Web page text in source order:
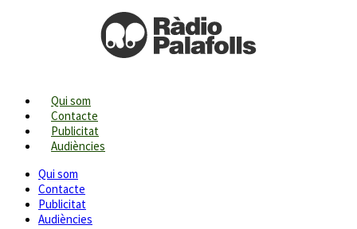
Qui som
Contacte
Publicitat
Audiències
Qui som
Contacte
Publicitat
Audiències